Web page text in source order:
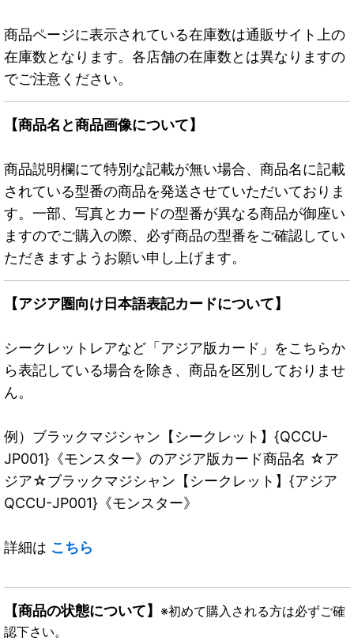
商品ページに表示されている在庫数は通販サイト上の
在庫数となります。各店舗の在庫数とは異なりますの
でご注意ください。
【商品名と商品画像について】
商品説明欄にて特別な記載が無い場合、商品名に記載
されている型番の商品を発送させていただいておりま
す。一部、写真とカードの型番が異なる商品が御座い
ますのでご購入の際、必ず商品の型番をご確認してい
ただきますようお願い申し上げます。
【アジア圏向け日本語表記カードについて】
シークレットレアなど「アジア版カード」をこちらか
ら表記している場合を除き、商品を区別しておりませ
ん。
例）ブラックマジシャン【シークレット】{QCCU-
JP001}《モンスター》のアジア版カード商品名 ☆ア
ジア☆ブラックマジシャン【シークレット】{アジア
QCCU-JP001}《モンスター》
詳細は こちら
【商品の状態について】 ※初めて購入される方は必ずご確
認下さい。